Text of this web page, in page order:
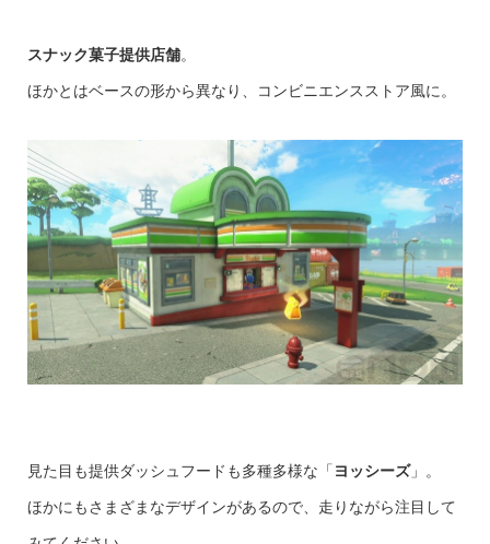
スナック菓子提供店舗。
ほかとはベースの形から異なり、コンビニエンスストア風に。
見た目も提供ダッシュフードも多種多様な「 ヨッシーズ」。
ほかにもさまざまなデザインがあるので、走りながら注目して